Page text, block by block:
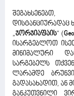
დისტანციურადაც
„ჯორჯიაფაის“ (
ისარგებლოთ
მინიმალური
სარგებელს
ლარამდე
გადასახადით, ან
განკუთვნილი